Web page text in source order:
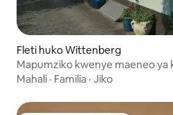
Fleti huko Wittenberg
Mapumziko kwenye maeneo ya
Mahali · Familia · Jiko